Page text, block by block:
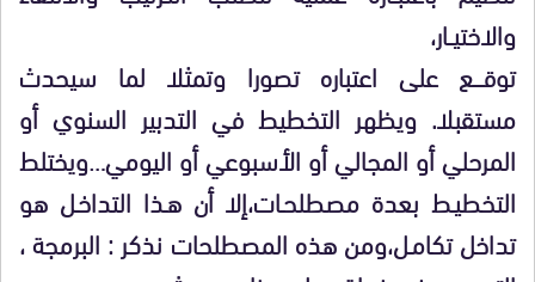
والاختيــار،
توقــــع على اعتباره تصورا وتمثلا لما سيحدث
مستقبلا. ويظهر التخطيط في التدبير السنوي أو
المرحلي أو المجالي أو الأسبوعي أو اليومي…ويختلط
التخطيـط بعدة مصطلحـات،إلا أن هـذا التداخـل هو
تداخل تكامـل،ومن هذه المصطلحات نذكر : البرمجة ،